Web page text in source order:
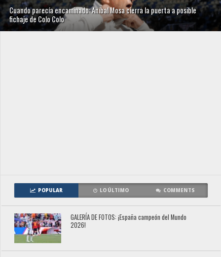
Cuando parecía encaminado: Aníbal Mosa cierra la puerta a posible
fichaje de Colo Colo
POPULAR LO ÚLTIMO COMMENTS
GALERÍA DE FOTOS: ¡España campeón del Mundo
2026!